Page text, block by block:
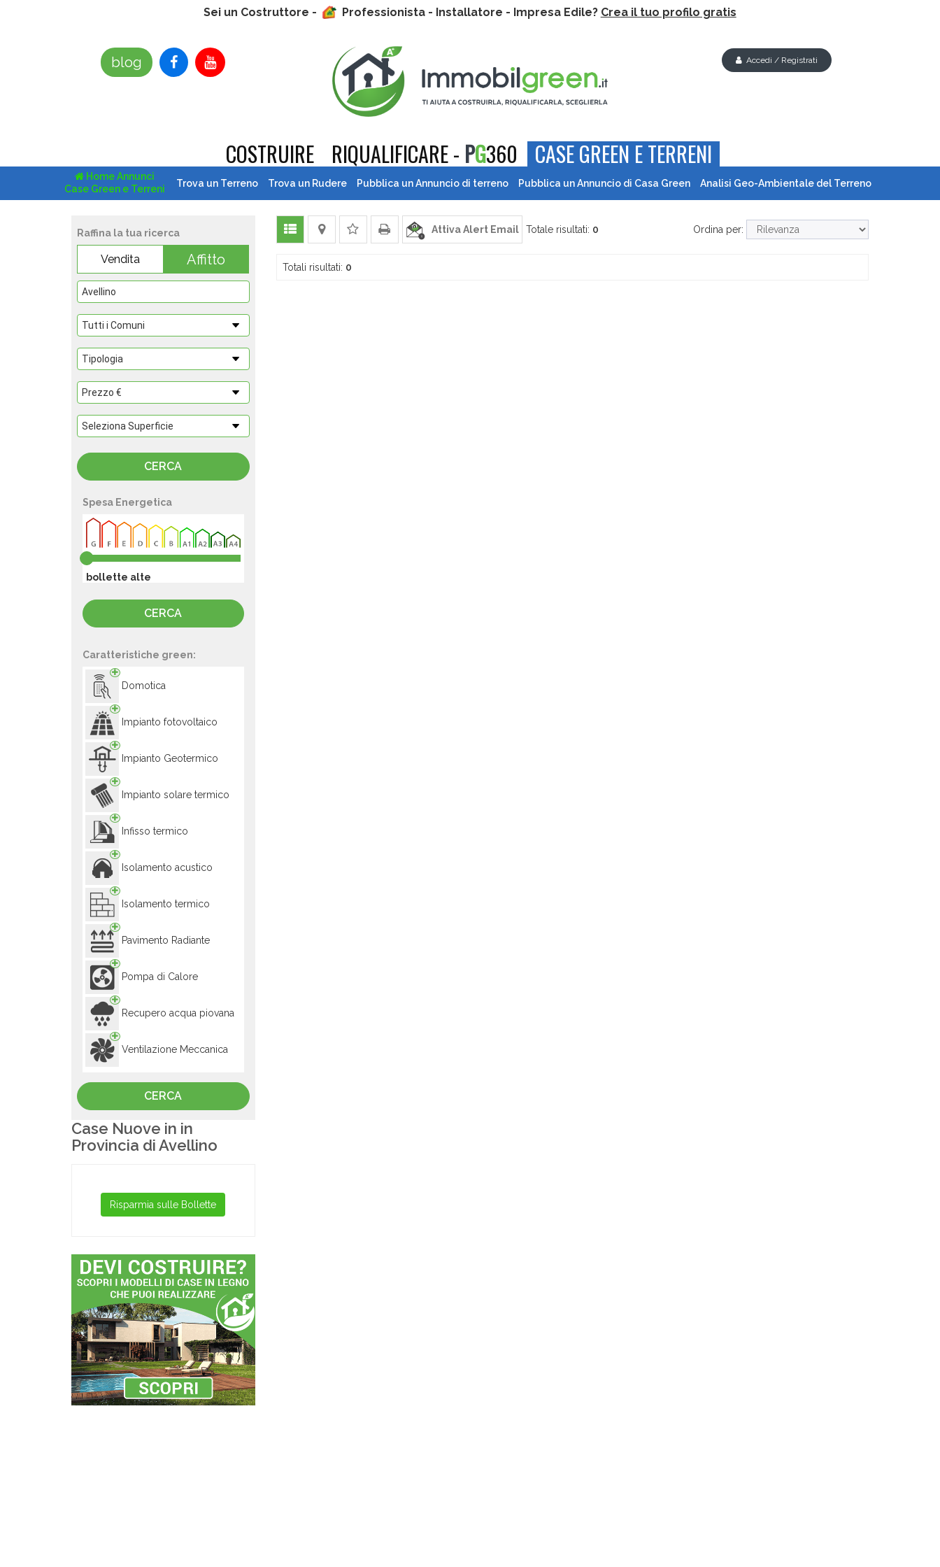
Sei un Costruttore - Professionista - Installatore - Impresa Edile? Crea il tuo profilo gratis
blog Accedi / Registrati
COSTRUIRE RIQUALIFICARE - PG360 CASE GREEN E TERRENI
Home Annunci
Case Green e Terreni
Trova un Terreno Trova un Rudere Pubblica un Annuncio di terreno Pubblica un Annuncio di Casa Green Analisi Geo-Ambientale del Terreno
Raffina la tua ricerca
Vendita Affitto
Spesa Energetica
bollette alte
Caratteristiche green:
Domotica
Impianto fotovoltaico
Impianto Geotermico
Impianto solare termico
Infisso termico
Isolamento acustico
Isolamento termico
Pavimento Radiante
Pompa di Calore
Recupero acqua piovana
Ventilazione Meccanica
Case Nuove in in
Provincia di Avellino
Risparmia sulle Bollette
Attiva Alert Email Totale risultati: 0 Ordina per:
Totali risultati: 0